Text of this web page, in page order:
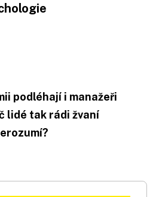
podléhají i manažeři
lidé tak rádi žvaní